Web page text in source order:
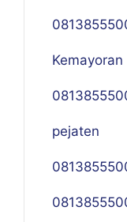
Kemayoran
pejaten